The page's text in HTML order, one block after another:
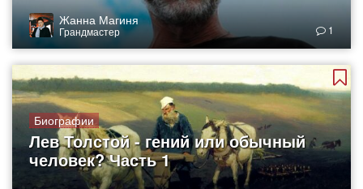
Жанна Магиня
Грандмастер 1
Биографии
Лев Толстой - гений или обычный
человек? Часть 1